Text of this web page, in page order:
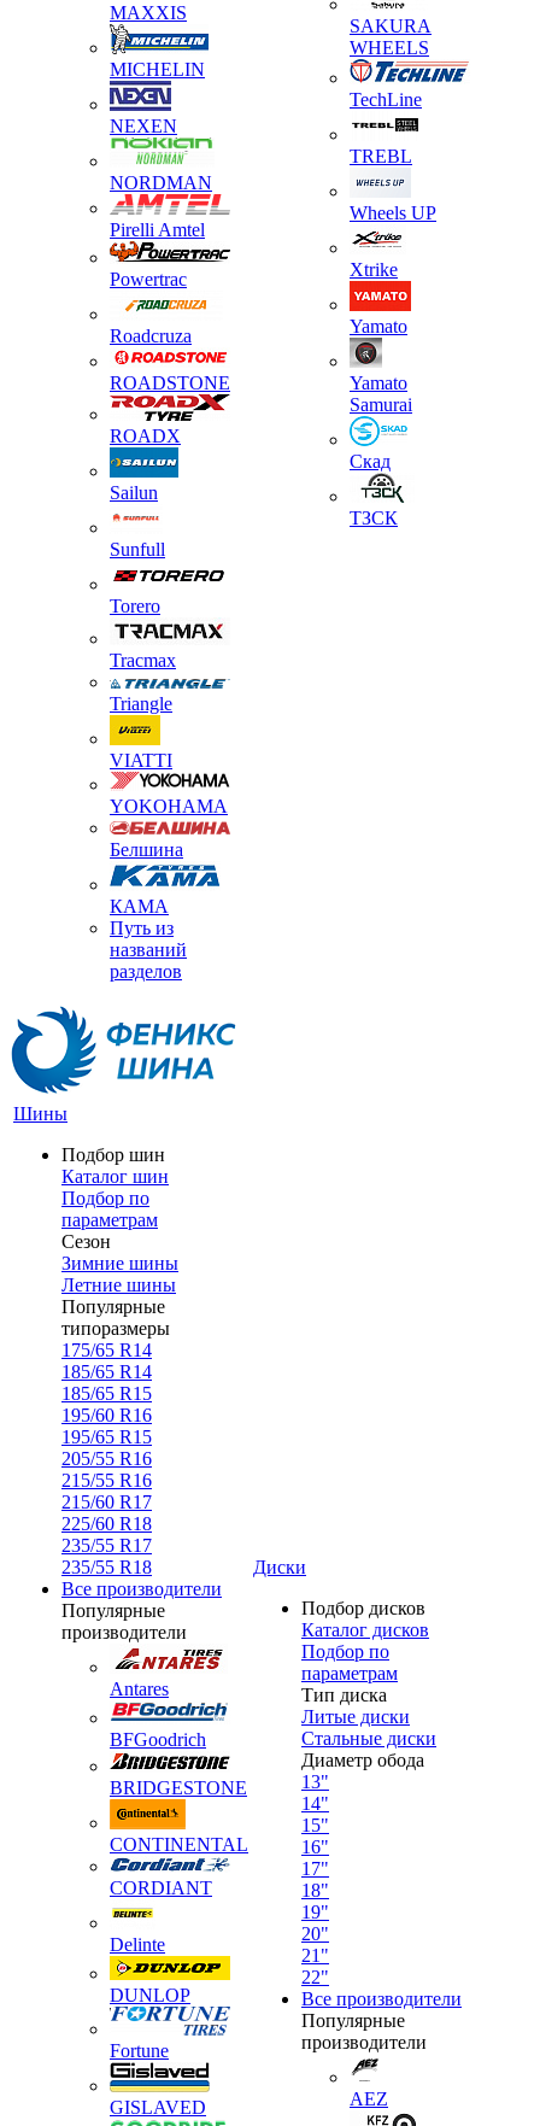
MAXXIS
MICHELIN
NEXEN
NORDMAN
Pirelli Amtel
Powertrac
Roadcruza
ROADSTONE
ROADX
Sailun
Sunfull
Torero
Tracmax
Triangle
VIATTI
YOKOHAMA
Белшина
КАМА
Путь из
названий
разделов
SAKURA
WHEELS
TechLine
TREBL
Wheels UP
Xtrike
Yamato
Yamato
Samurai
Скад
ТЗСК
Шины
Подбор шин
Каталог шин
Подбор по
параметрам
Сезон
Зимние шины
Летние шины
Популярные
типоразмеры
175/65 R14
185/65 R14
185/65 R15
195/60 R16
195/65 R15
205/55 R16
215/55 R16
215/60 R17
225/60 R18
235/55 R17
235/55 R18
Все производители
Популярные
производители
Antares
BFGoodrich
BRIDGESTONE
CONTINENTAL
CORDIANT
Delinte
DUNLOP
Fortune
GISLAVED
Диски
Подбор дисков
Каталог дисков
Подбор по
параметрам
Тип диска
Литые диски
Стальные диски
Диаметр обода
13"
14"
15"
16"
17"
18"
19"
20"
21"
22"
Все производители
Популярные
производители
AEZ